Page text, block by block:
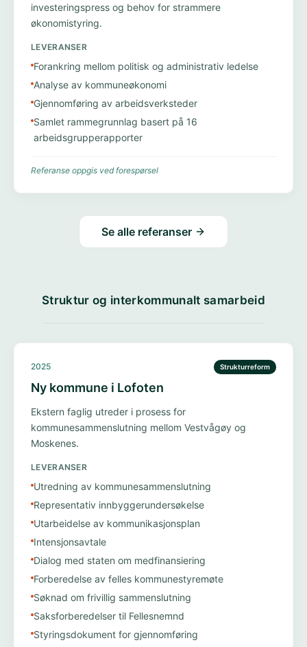
investeringspress og behov for strammere
økonomistyring.
LEVERANSER
Forankring mellom politisk og administrativ ledelse
Analyse av kommuneøkonomi
Gjennomføring av arbeidsverksteder
Samlet rammegrunnlag basert på 16
arbeidsgrupperapporter
Referanse oppgis ved forespørsel
Se alle referanser
Struktur og interkommunalt samarbeid
2025 Strukturreform
Ny kommune i Lofoten
Ekstern faglig utreder i prosess for
kommunesammenslutning mellom Vestvågøy og
Moskenes.
LEVERANSER
Utredning av kommunesammenslutning
Representativ innbyggerundersøkelse
Utarbeidelse av kommunikasjonsplan
Intensjonsavtale
Dialog med staten om medfinansiering
Forberedelse av felles kommunestyremøte
Søknad om frivillig sammenslutning
Saksforberedelser til Fellesnemnd
Styringsdokument for gjennomføring